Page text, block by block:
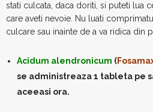
stati culcata, daca doriti, si puteti lua
care aveti nevoie. Nu luati
culcare sau inainte de a va ridica din
Acidum alendronicum (
se administreaza 1 tableta pe
aceeasi ora.